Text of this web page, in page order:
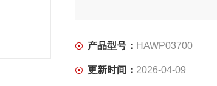
产品型号： HAWP03700
更新时间： 2026-04-09